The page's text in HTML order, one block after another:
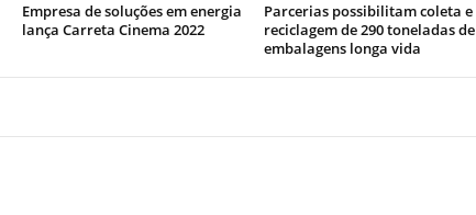
Empresa de soluções em energia
lança Carreta Cinema 2022
Parcerias possibilitam coleta e
reciclagem de 290 toneladas de
embalagens longa vida